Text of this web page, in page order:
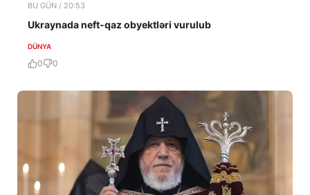
BU GÜN / 20:53
Ukraynada neft-qaz obyektləri vurulub
DÜNYA
0 0